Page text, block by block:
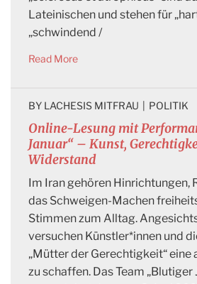
Lateinischen und stehen für
„schwindend /
Read More
Online-Lesung mit
Januar“ – Kunst,
Widerstand
BY LACHESIS MITFRAU POLITIK
Im Iran gehören Hinrichtungen,
das Schweigen-Machen
Stimmen zum Alltag.
versuchen Künstler*innen und
„Mütter der Gerechtigkeit“ eine
zu schaffen. Das Team „Blutiger